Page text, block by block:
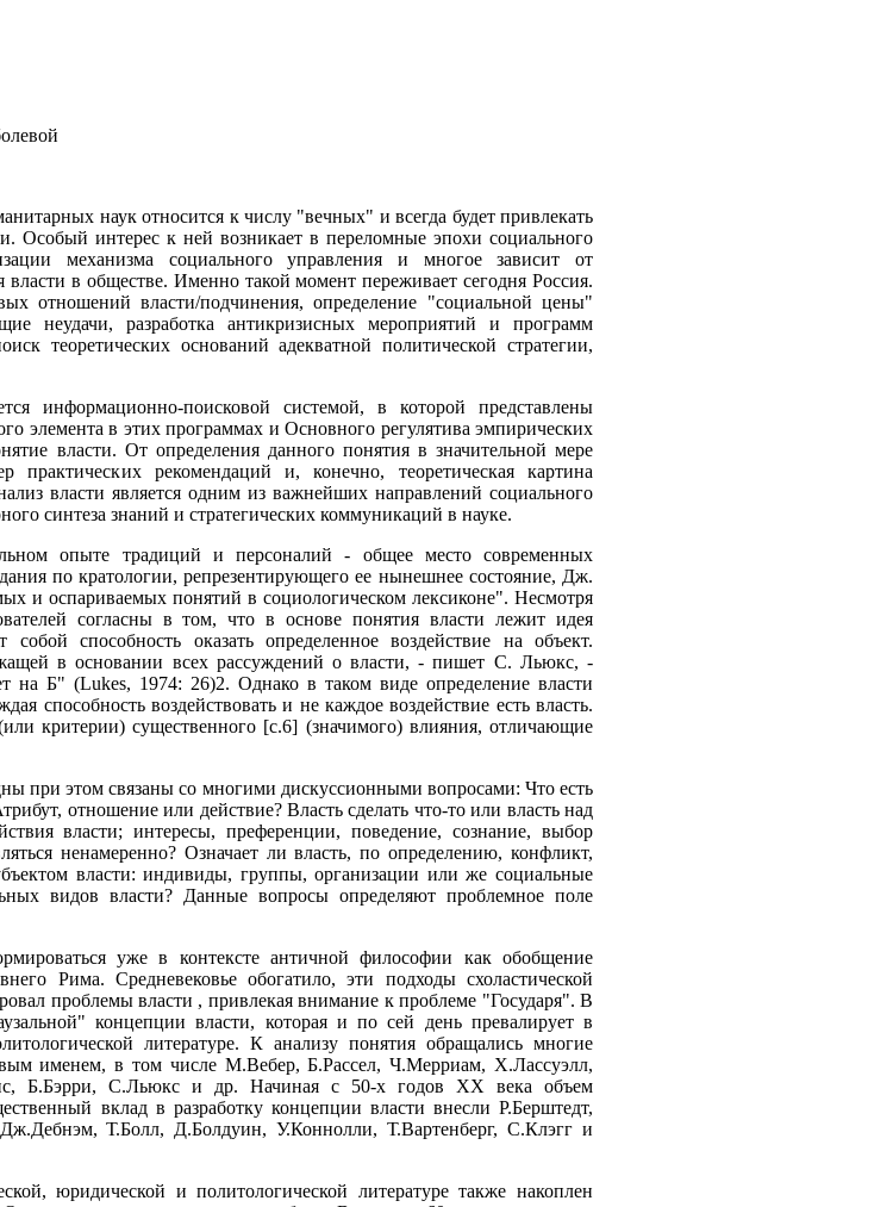
наук относится к числу "вечных" и всегда будет привлекать
Особый интерес к ней возникает в переломные эпохи социального
механизма социального управления и многое зависит от
в обществе. Именно такой момент переживает сегодня Россия.
отношений власти/подчинения, определение "социальной цены"
неудачи, разработка антикризисных мероприятий и программ
теоретических оснований адекватной политической стратегии,
информационно-поисковой системой, в которой представлены
элемента в этих программах и Основного регулятива эмпирических
власти. От определения данного понятия в значительной мере
практических рекомендаций и, конечно, теоретическая картина
власти является одним из важнейших направлений социального
синтеза знаний и стратегических коммуникаций в науке.
опыте традиций и персоналий - общее место современных
по кратологии, репрезентирующего ее нынешнее состояние, Дж.
и оспариваемых понятий в социологическом лексиконе". Несмотря
согласны в том, что в основе понятия власти лежит идея
собой способность оказать определенное воздействие на объект.
в основании всех рассуждений о власти, - пишет С. Льюкс, -
на Б" (Lukes, 1974: 26)2. Однако в таком виде определение власти
способность воздействовать и не каждое воздействие есть власть.
критерии) существенного [с.6] (значимого) влияния, отличающие
при этом связаны со многими дискуссионными вопросами: Что есть
отношение или действие? Власть сделать что-то или власть над
власти; интересы, преференции, поведение, сознание, выбор
ненамеренно? Означает ли власть, по определению, конфликт,
власти: индивиды, группы, организации или же социальные
видов власти? Данные вопросы определяют проблемное поле
уже в контексте античной философии как обобщение
Рима. Средневековье обогатило, эти подходы схоластической
проблемы власти , привлекая внимание к проблеме "Государя". В
концепции власти, которая и по сей день превалирует в
литературе. К анализу понятия обращались многие
именем, в том числе М.Вебер, Б.Рассел, Ч.Мерриам, Х.Лассуэлл,
Б.Бэрри, С.Льюкс и др. Начиная с 50-х годов XX века объем
вклад в разработку концепции власти внесли Р.Берштедт,
Т.Болл, Д.Болдуин, У.Коннолли, Т.Вартенберг, С.Клэгг и
юридической и политологической литературе также накоплен